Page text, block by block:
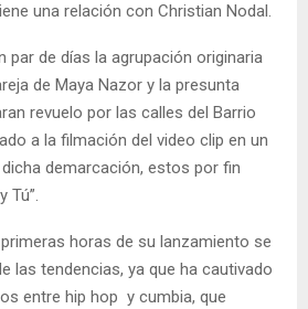
una relación con Christian Nodal.
par de días la agrupación originaria
de Maya Nazor y la presunta
revuelo por las calles del Barrio
a la filmación del video clip en un
demarcación, estos por fin
Tú”.
horas de su lanzamiento se
las tendencias, ya que ha cautivado
entre hip hop y cumbia, que